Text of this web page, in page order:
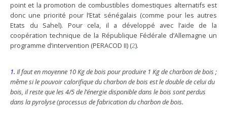
point et la promotion de combustibles domestiques alternatifs est
donc une priorité pour l’Etat sénégalais (comme pour les autres
Etats du Sahel). Pour cela, il a développé avec l’aide de la
coopération technique de la République Fédérale d’Allemagne un
programme d’intervention (PERACOD II) (2).
1. Il faut en moyenne 10 Kg de bois pour produire 1 Kg de charbon de bois ;
même si le pouvoir calorifique du charbon de bois est le double de celui du
bois, il reste que les 4/5 de l’énergie disponible dans le bois sont perdus
dans la pyrolyse (processus de fabrication du charbon de bois.